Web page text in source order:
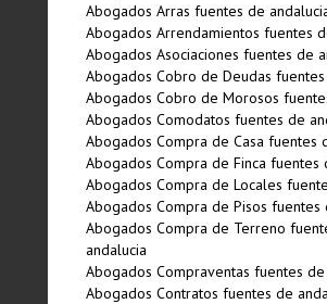
Abogados Arras fuentes de
Abogados Arrendamientos fuentes
Abogados Asociaciones fuentes de
Abogados Cobro de Deudas
Abogados Cobro de Morosos
Abogados Comodatos fuentes de
Abogados Compra de Casa fuentes
Abogados Compra de Finca fuentes
Abogados Compra de Locales
Abogados Compra de Pisos fuentes
Abogados Compra de Terreno
andalucia
Abogados Compraventas fuentes de
Abogados Contratos fuentes de